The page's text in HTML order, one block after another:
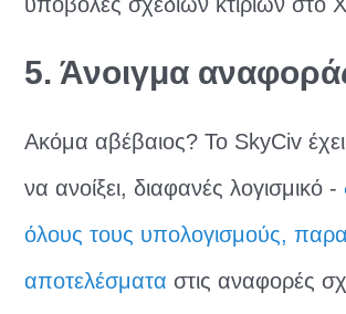
5. Άνοιγμα
Ακόμα αβέβαιος? Το SkyCiv έχει
να ανοίξει, διαφανές λογισμικό -
όλους τους υπολογισμούς,
αποτελέσματα στις αναφορές